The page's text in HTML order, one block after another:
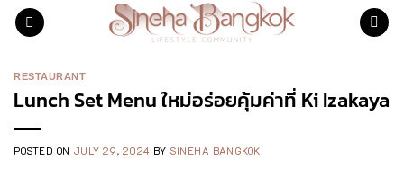
Skip
RESTAURANT
Lunch Set Menu ใหม่อร่อยคุ้มค่าที่ Ki Izakaya
POSTED ON JULY 29, 2024 BY SINEHA BANGKOK